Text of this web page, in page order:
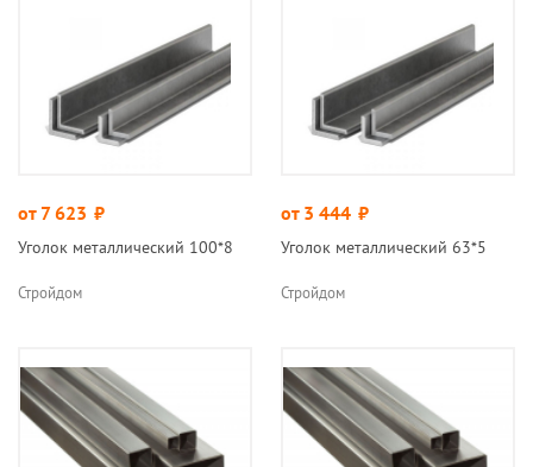
от 7 623 руб.
Уголок металлический 100*8
Стройдом
от 3 444 руб.
Уголок металлический 63*5
Стройдом